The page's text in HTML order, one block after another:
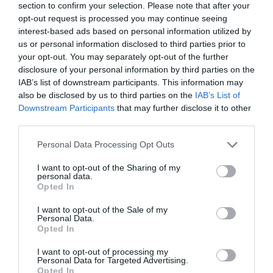
section to confirm your selection. Please note that after your
opt-out request is processed you may continue seeing
interest-based ads based on personal information utilized by
us or personal information disclosed to third parties prior to
your opt-out. You may separately opt-out of the further
disclosure of your personal information by third parties on the
IAB’s list of downstream participants. This information may
also be disclosed by us to third parties on the IAB’s List of
Downstream Participants that may further disclose it to other
Personal Data Processing Opt Outs
I want to opt-out of the Sharing of my
personal data.
Opted In
I want to opt-out of the Sale of my
Personal Data.
Opted In
I want to opt-out of processing my
Personal Data for Targeted Advertising.
Opted In
και 1 Παπούτσι» από το Ρέον θέατρο
Μια παράσταση, εμπνευσμένη από το παραμύθι «Ο
παπουτσής και οι καλικάντζαροι» των αδερφών Γκριμ,
για να ζήσουμε την μαγεία και το πραγματικό νόημα
των Χριστουγέννων.
Για παιδιά ηλικίας από 3 έως 13 ετών
*Κρατήσεις θέσεων: 210 3452150, 210 3414466 (Δευτέρα –
Παρασκευή, 09.00-16.00)
Δον Κιχώτης – Δημήτρης Αδάμης
Κυριακή 2 Ιανουαρίου
Θέατρο Μικρό Χορν
11.30| Παιδική θεατρική παράσταση
«ΔΟΝ ΚΙΧΩΤΗΣ»
του Μιγκέλ Ντε Θερβάντες από τη θεατρική ομάδα
Για οικογένειες με παιδιά ηλικίας από 4 ετών
*Κρατήσεις θέσεων: 211 1026251 (από 23/12, 11.00-19.00)